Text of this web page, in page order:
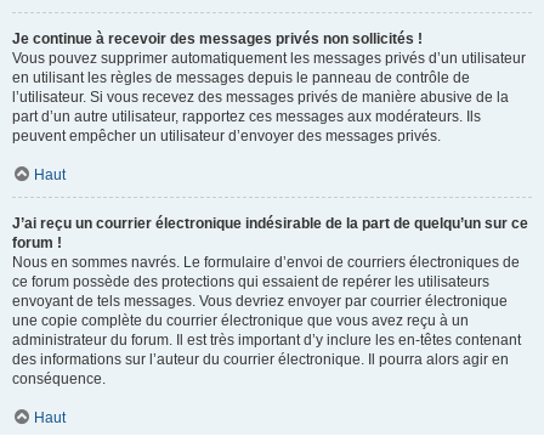
Je continue à recevoir des messages privés non sollicités !
Vous pouvez supprimer automatiquement les messages privés d’un utilisateur
en utilisant les règles de messages depuis le panneau de contrôle de
l’utilisateur. Si vous recevez des messages privés de manière abusive de la
part d’un autre utilisateur, rapportez ces messages aux modérateurs. Ils
peuvent empêcher un utilisateur d’envoyer des messages privés.
Haut
J’ai reçu un courrier électronique indésirable de la part de quelqu’un sur ce
forum !
Nous en sommes navrés. Le formulaire d’envoi de courriers électroniques de
ce forum possède des protections qui essaient de repérer les utilisateurs
envoyant de tels messages. Vous devriez envoyer par courrier électronique
une copie complète du courrier électronique que vous avez reçu à un
administrateur du forum. Il est très important d’y inclure les en-têtes contenant
des informations sur l’auteur du courrier électronique. Il pourra alors agir en
conséquence.
Haut